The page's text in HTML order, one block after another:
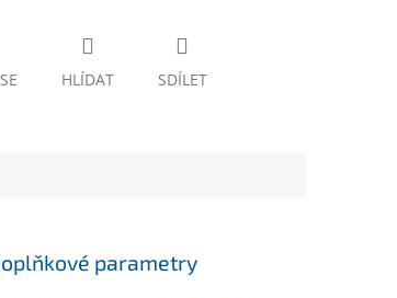
HLÍDAT SDÍLET
parametry